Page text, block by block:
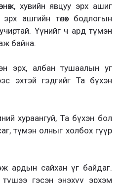
хувийн явцуу эрх ашиг
ашгийн төлөөх бодлогын
учиртай. Үүнийг ч ард түмэн
байна.
эрх, албан тушаалын уг
эхтэй гэдгийг Та бүхэн
хураангуй, Та бүхэн бол
түмэн олныг холбох гүүр
ардын сайхан үг байдаг.
гэсэн энэхүү эрхэм